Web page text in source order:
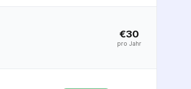
€30
pro Jahr